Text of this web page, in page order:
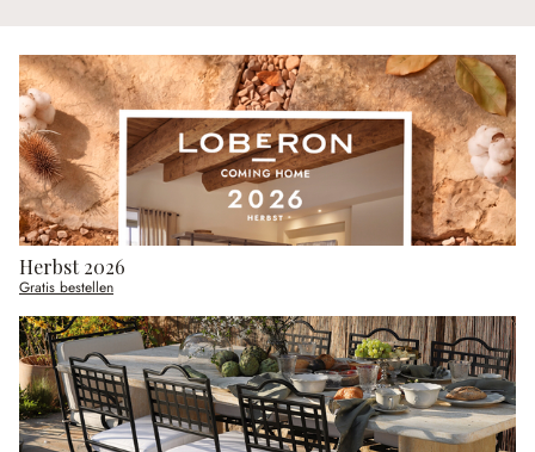
Herbst 2026
Gratis bestellen